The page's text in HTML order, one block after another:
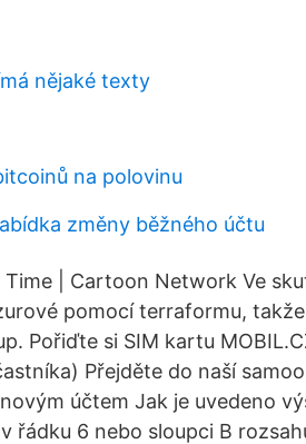
nějaké texty
na polovinu
změny běžného účtu
Time | Cartoon Network Ve
pomocí terraformu,
Pořiďte si SIM kartu
Přejděte do naší
účtem Jak je uvedeno
řádku 6 nebo sloupci B